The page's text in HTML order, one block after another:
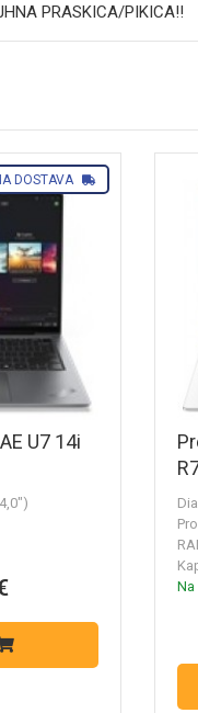
PRASKICA/PIKICA!!
DOSTAVA
U7 14i